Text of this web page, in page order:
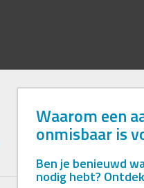
Waarom een
onmisbaar is
Ben je benieuwd
nodig hebt?